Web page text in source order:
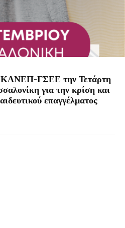
ΓΣΕΕ την Τετάρτη
για την κρίση και
επαγγέλματος